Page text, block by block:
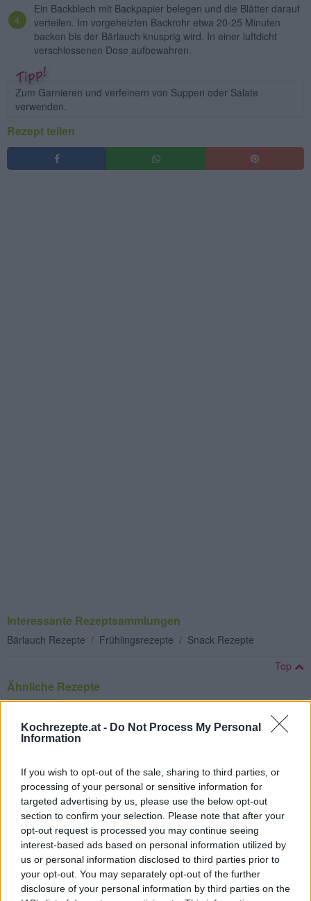
Kochrezepte.at - Do Not Process My Personal
Information
If you wish to opt-out of the sale, sharing to third parties, or
processing of your personal or sensitive information for
targeted advertising by us, please use the below opt-out
section to confirm your selection. Please note that after your
opt-out request is processed you may continue seeing
interest-based ads based on personal information utilized by
us or personal information disclosed to third parties prior to
your opt-out. You may separately opt-out of the further
disclosure of your personal information by third parties on the
Ein Backblech mit Backpapier belegen und die Blätter darauf
verteilen. Im vorgeheizten Backrohr etwa 20-25 Minuten
backen bis der Bärlauch knusprig wird. In einer luftdicht
verschlossenen Dose aufbewahren.
Zum Garnieren und verfeinern von Suppen oder Salate
verwenden.
Rezept teilen
Interessante Rezeptsammlungen
Bärlauch Rezepte / Frühlingsrezepte / Snack Rezepte
Top
Ähnliche Rezepte
Bärlauchöl
Leicht
Bärlauch-Kräuter-Suppe
Leicht
Bärlauch-Semmelknödel
Leicht
Bärlauch Palatschinken